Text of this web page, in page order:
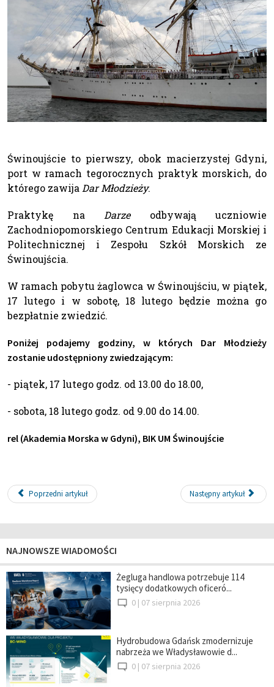
Świnoujście to pierwszy, obok macierzystej Gdyni,
port w ramach tegorocznych praktyk morskich, do
którego zawija Dar Młodzieży.
Praktykę na Darze odbywają uczniowie
Zachodniopomorskiego Centrum Edukacji Morskiej i
Politechnicznej i Zespołu Szkół Morskich ze
Świnoujścia.
W ramach pobytu żaglowca w Świnoujściu, w piątek,
17 lutego i w sobotę, 18 lutego będzie można go
bezpłatnie zwiedzić.
Poniżej podajemy godziny, w których Dar Młodzieży
zostanie udostępniony zwiedzającym:
- piątek, 17 lutego godz. od 13.00 do 18.00,
- sobota, 18 lutego godz. od 9.00 do 14.00.
rel (Akademia Morska w Gdyni), BIK UM Świnoujście
Poprzedni artykuł Następny artykuł
NAJNOWSZE WIADOMOŚCI
Żegluga handlowa potrzebuje 114
tysięcy dodatkowych oficeró...
0 | 07 sierpnia 2026
Hydrobudowa Gdańsk zmodernizuje
nabrzeża we Władysławowie d...
0 | 07 sierpnia 2026